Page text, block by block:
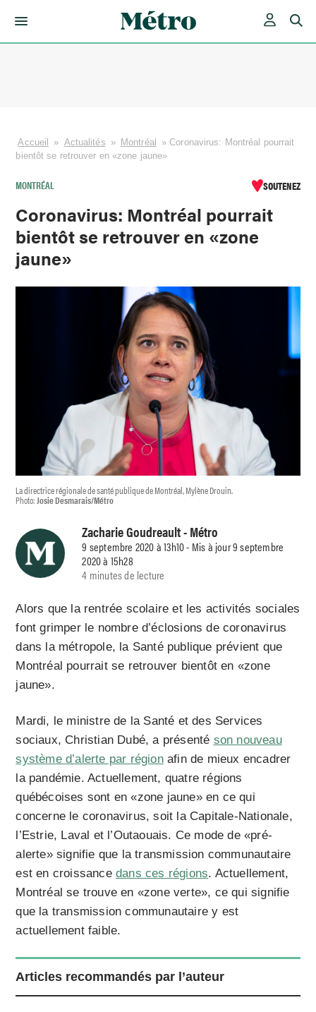
Accueil » Actualités » Montréal »Coronavirus: Montréal pourrait
bientôt se retrouver en «zone jaune»
MONTRÉAL SOUTENEZ
Coronavirus: Montréal pourrait
bientôt se retrouver en «zone
jaune»
La directrice régionale de santé publique de Montréal, Mylène Drouin.
Photo:Josie Desmarais/Métro
Zacharie Goudreault- Métro
9 septembre 2020 à 13h10 - Mis à jour 9 septembre
2020 à 15h28
4 minutes de lecture
Alors que la rentrée scolaire et les activités sociales
font grimper le nombre d’éclosions de coronavirus
dans la métropole, la Santé publique prévient que
Montréal pourrait se retrouver bientôt en «zone
jaune».
Mardi, le ministre de la Santé et des Services
sociaux, Christian Dubé, a présenté son nouveau
système d’alerte par régionafin de mieux encadrer
la pandémie. Actuellement, quatre régions
québécoises sont en «zone jaune» en ce qui
concerne le coronavirus, soit la Capitale-Nationale,
l’Estrie, Laval et l’Outaouais. Ce mode de «pré-
alerte» signifie que la transmission communautaire
est en croissancedans ces régions. Actuellement,
Montréal se trouve en «zone verte», ce qui signifie
que la transmission communautaire y est
actuellement faible.
Articles recommandés par l’auteur